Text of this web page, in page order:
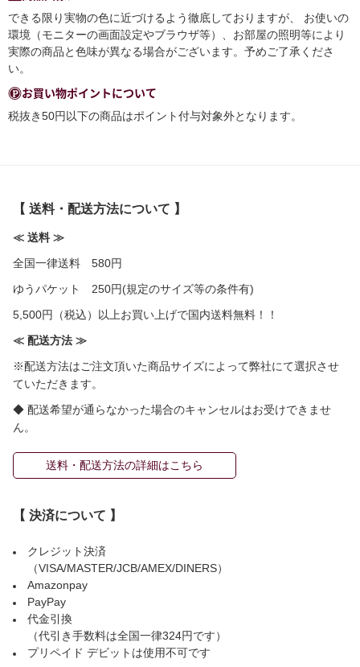
できる限り実物の色に近づけるよう徹底しておりますが、 お使いの
環境（モニターの画面設定やブラウザ等）、お部屋の照明等により
実際の商品と色味が異なる場合がございます。予めご了承くださ
い。
お買い物ポイントについて
税抜き50円以下の商品はポイント付与対象外となります。
【 送料・配送方法について 】
≪ 送料 ≫
全国一律送料 580円
ゆうパケット 250円(規定のサイズ等の条件有)
5,500円（税込）以上お買い上げで国内送料無料！！
≪ 配送方法 ≫
※配送方法はご注文頂いた商品サイズによって弊社にて選択させ
ていただきます。
◆ 配送希望が通らなかった場合のキャンセルはお受けできませ
ん。
送料・配送方法の詳細はこちら
【 決済について 】
クレジット決済
（VISA/MASTER/JCB/AMEX/DINERS）
Amazonpay
PayPay
代金引換
（代引き手数料は全国一律324円です）
プリペイド デビットは使用不可です